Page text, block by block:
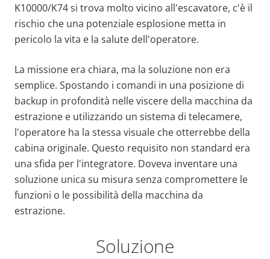
K10000/K74 si trova molto vicino all'escavatore, c'è il
rischio che una potenziale esplosione metta in
pericolo la vita e la salute dell'operatore.
La missione era chiara, ma la soluzione non era
semplice. Spostando i comandi in una posizione di
backup in profondità nelle viscere della macchina da
estrazione e utilizzando un sistema di telecamere,
l'operatore ha la stessa visuale che otterrebbe della
cabina originale. Questo requisito non standard era
una sfida per l'integratore. Doveva inventare una
soluzione unica su misura senza compromettere le
funzioni o le possibilità della macchina da
estrazione.
Soluzione